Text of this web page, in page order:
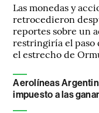
Las monedas y
retrocedieron
reportes sobre un
restringiría el paso
el estrecho de
Aerolíneas
impuesto a las